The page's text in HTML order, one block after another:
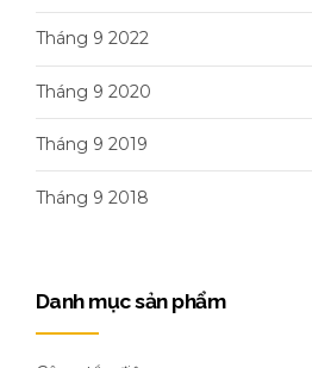
Tháng 9 2022
Tháng 9 2020
Tháng 9 2019
Tháng 9 2018
Danh mục sản phẩm